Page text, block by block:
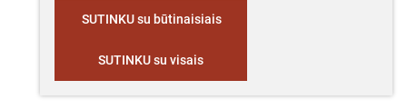
SUTINKU su būtinaisiais
SUTINKU su visais